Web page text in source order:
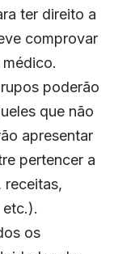
ter direito a
comprovar
poderão
que não
apresentar
pertencer a
receitas,
os